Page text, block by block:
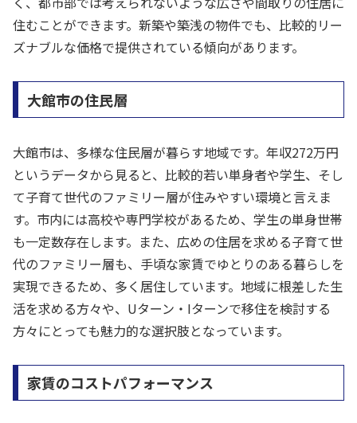
住むことができます。新築や築浅の物件でも、比較的リー
ズナブルな価格で提供されている傾向があります。
大館市の住民層
大館市は、多様な住民層が暮らす地域です。年収272万円
というデータから見ると、比較的若い単身者や学生、そし
て子育て世代のファミリー層が住みやすい環境と言えま
す。市内には高校や専門学校があるため、学生の単身世帯
も一定数存在します。また、広めの住居を求める子育て世
代のファミリー層も、手頃な家賃でゆとりのある暮らしを
実現できるため、多く居住しています。地域に根差した生
活を求める方々や、Uターン・Iターンで移住を検討する
方々にとっても魅力的な選択肢となっています。
家賃のコストパフォーマンス